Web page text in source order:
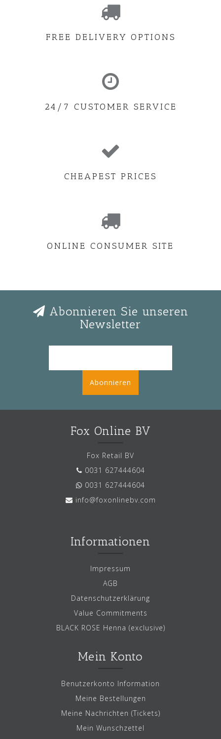
FREE DELIVERY OPTIONS
24/7 CUSTOMER SERVICE
CHEAPEST PRICES
ONLINE CONSUMER SITE
Abonnieren Sie unseren
Newsletter
Abonnieren
Fox Online BV
Fox Retail BV
0031 627444604
0031 627444604
info@foxonlinebv.com
Informationen
Impressum
AGB
Datenschutzerklärung
Value Commitments
BLACK ROSE Henna (exclusive)
Mein Konto
Benutzerkonto Information
Meine Bestellungen
Meine Nachrichten (Tickets)
Mein Wunschzettel